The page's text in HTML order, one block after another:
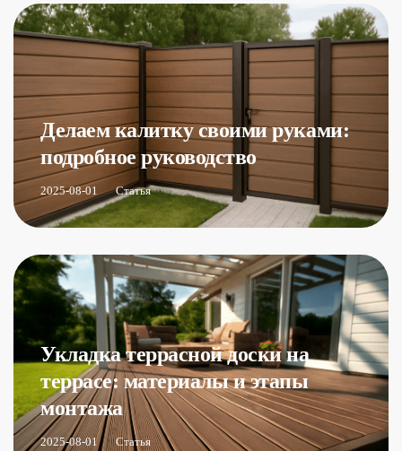
Делаем калитку своими руками:
подробное руководство
2025-08-01 Статья
Укладка террасной доски на
террасе: материалы и этапы
монтажа
2025-08-01 Статья